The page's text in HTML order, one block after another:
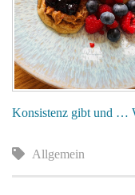
Konsistenz gibt und …
Allgemein